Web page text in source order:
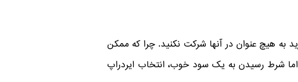
به هیچ عنوان در آنها شرکت نکنید. چرا که ممکن
اما شرط رسیدن به یک سود خوب، انتخاب ایردراپ